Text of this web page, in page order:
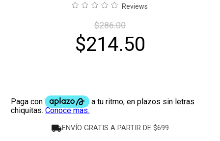
Reviews
$286.00
$214.50
ENVÍO GRATIS A PARTIR DE $699